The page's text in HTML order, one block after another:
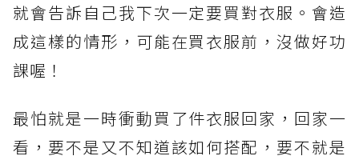
就會告訴自己我下次一定要買對衣服。會造
成這樣的情形，可能在買衣服前，沒做好功
課喔！
最怕就是一時衝動買了件衣服回家，回家一
看，要不是又不知道該如何搭配，要不就是